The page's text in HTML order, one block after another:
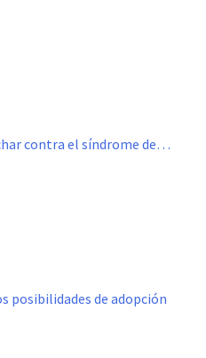
contra el síndrome de…
posibilidades de adopción